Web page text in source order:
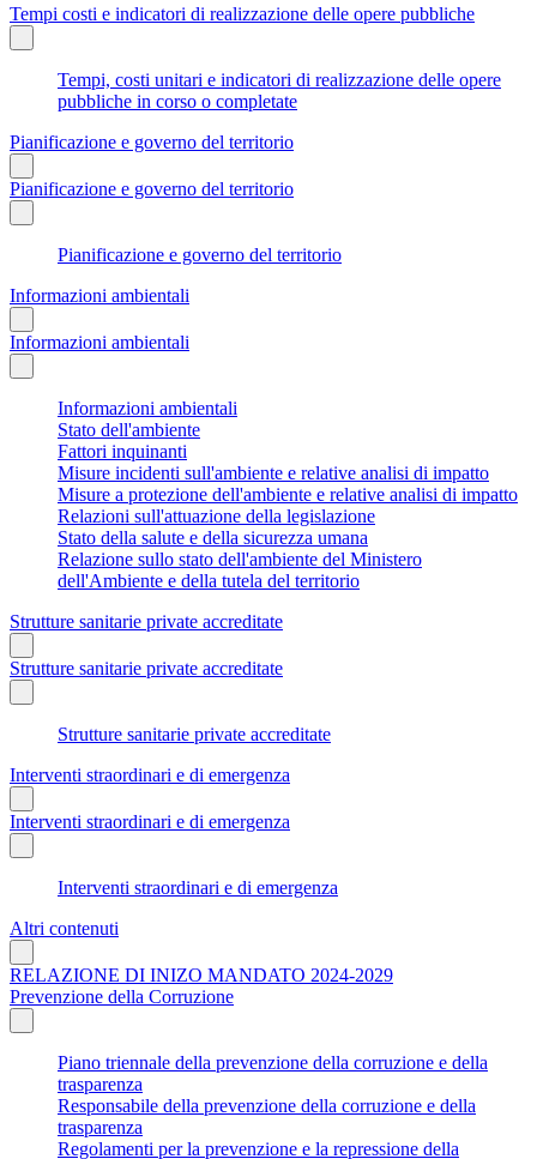
Tempi costi e indicatori di realizzazione delle opere pubbliche
Tempi, costi unitari e indicatori di realizzazione delle opere
pubbliche in corso o completate
Pianificazione e governo del territorio
Pianificazione e governo del territorio
Pianificazione e governo del territorio
Informazioni ambientali
Informazioni ambientali
Informazioni ambientali
Stato dell'ambiente
Fattori inquinanti
Misure incidenti sull'ambiente e relative analisi di impatto
Misure a protezione dell'ambiente e relative analisi di impatto
Relazioni sull'attuazione della legislazione
Stato della salute e della sicurezza umana
Relazione sullo stato dell'ambiente del Ministero
dell'Ambiente e della tutela del territorio
Strutture sanitarie private accreditate
Strutture sanitarie private accreditate
Strutture sanitarie private accreditate
Interventi straordinari e di emergenza
Interventi straordinari e di emergenza
Interventi straordinari e di emergenza
Altri contenuti
RELAZIONE DI INIZO MANDATO 2024-2029
Prevenzione della Corruzione
Piano triennale della prevenzione della corruzione e della
trasparenza
Responsabile della prevenzione della corruzione e della
trasparenza
Regolamenti per la prevenzione e la repressione della